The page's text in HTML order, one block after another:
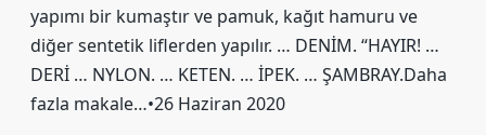
yapımı bir kumaştır ve pamuk, kağıt hamuru ve
diğer sentetik liflerden yapılır. … DENİM. “HAYIR! …
DERİ … NYLON. … KETEN. … İPEK. … ŞAMBRAY.Daha
fazla makale…•26 Haziran 2020